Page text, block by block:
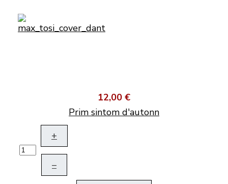
12,00 €
Prim sintom d'autonn
+
–